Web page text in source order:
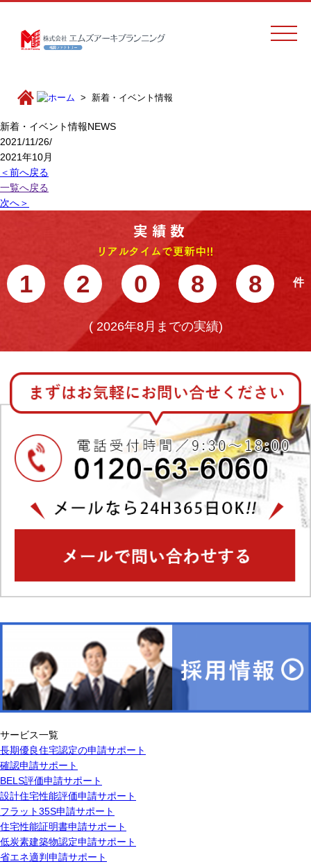
新着・イベント情報
新着・イベント情報NEWS
2021/11/26/
2021年10月
＜前へ戻る
一覧へ戻る
次へ＞
1 2 0 8 8
(2026年8月までの実績)
サービス一覧
長期優良住宅認定の申請サポート
確認申請サポート
BELS評価申請サポート
設計住宅性能評価申請サポート
フラット35S申請サポート
住宅性能証明書申請サポート
低炭素建築物認定申請サポート
省エネ適判申請サポート